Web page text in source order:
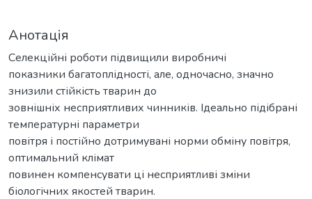
Анотація
Селекційні роботи підвищили виробничі
показники багатоплідності, але, одночасно, значно
знизили стійкість тварин до
зовнішніх несприятливих чинників. Ідеально підібрані
температурні параметри
повітря і постійно дотримувані норми обміну повітря,
оптимальний клімат
повинен компенсувати ці несприятливі зміни
біологічних якостей тварин.